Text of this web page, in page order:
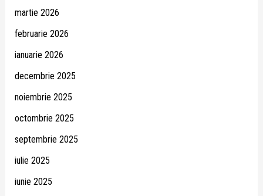
martie 2026
februarie 2026
ianuarie 2026
decembrie 2025
noiembrie 2025
octombrie 2025
septembrie 2025
iulie 2025
iunie 2025